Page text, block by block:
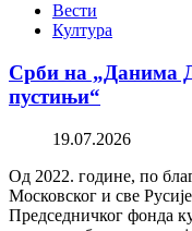
Вести
Култура
Срби на „Данима
пустињи“
19.07.2026
Од 2022. године, по
Московског и све
Председничког фонда